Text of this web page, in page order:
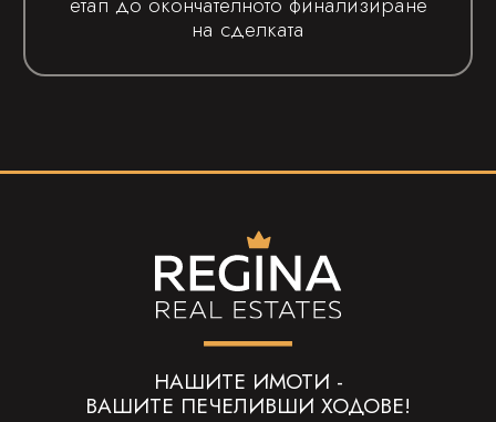
на сделката
НАШИТЕ ИМОТИ -
ВАШИТЕ ПЕЧЕЛИВШИ ХОДОВЕ!